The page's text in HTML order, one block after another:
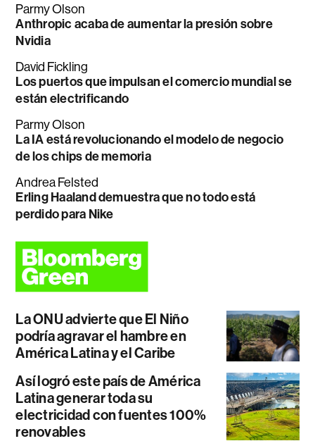
Parmy Olson
Anthropic acaba de aumentar la presión sobre
Nvidia
David Fickling
Los puertos que impulsan el comercio mundial se
están electrificando
Parmy Olson
La IA está revolucionando el modelo de negocio
de los chips de memoria
Andrea Felsted
Erling Haaland demuestra que no todo está
perdido para Nike
La ONU advierte que El Niño
podría agravar el hambre en
América Latina y el Caribe
Así logró este país de América
Latina generar toda su
electricidad con fuentes 100%
renovables